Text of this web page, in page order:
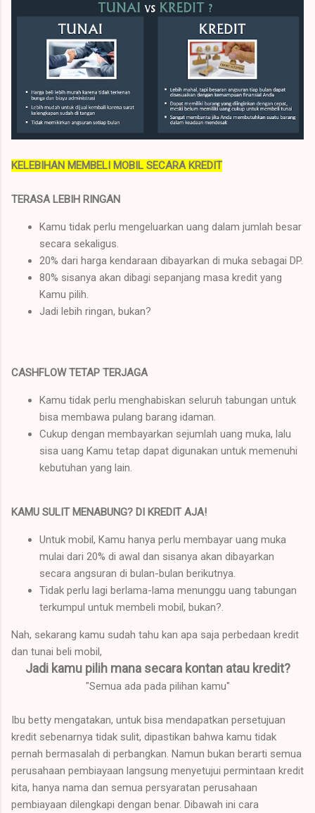
KELEBIHAN MEMBELI MOBIL SECARA KREDIT
TERASA LEBIH RINGAN
Kamu tidak perlu mengeluarkan uang dalam jumlah besar
secara sekaligus.
20% dari harga kendaraan dibayarkan di muka sebagai DP.
80% sisanya akan dibagi sepanjang masa kredit yang
Kamu pilih.
Jadi lebih ringan, bukan?
CASHFLOW TETAP TERJAGA
Kamu tidak perlu menghabiskan seluruh tabungan untuk
bisa membawa pulang barang idaman.
Cukup dengan membayarkan sejumlah uang muka, lalu
sisa uang Kamu tetap dapat digunakan untuk memenuhi
kebutuhan yang lain.
KAMU SULIT MENABUNG? DI KREDIT AJA!
Untuk mobil, Kamu hanya perlu membayar uang muka
mulai dari 20% di awal dan sisanya akan dibayarkan
secara angsuran di bulan-bulan berikutnya.
Tidak perlu lagi berlama-lama menunggu uang tabungan
terkumpul untuk membeli mobil, bukan?.
Nah, sekarang kamu sudah tahu kan apa saja perbedaan kredit
dan tunai beli mobil,
Jadi kamu pilih mana secara kontan atau kredit?
"Semua ada pada pilihan kamu"
Ibu betty mengatakan, untuk bisa mendapatkan persetujuan
kredit sebenarnya tidak sulit, dipastikan bahwa kamu tidak
pernah bermasalah di perbangkan. Namun bukan berarti semua
perusahaan pembiayaan langsung menyetujui permintaan kredit
kita, hanya nama dan semua persyaratan perusahaan
pembiayaan dilengkapi dengan benar. Dibawah ini cara